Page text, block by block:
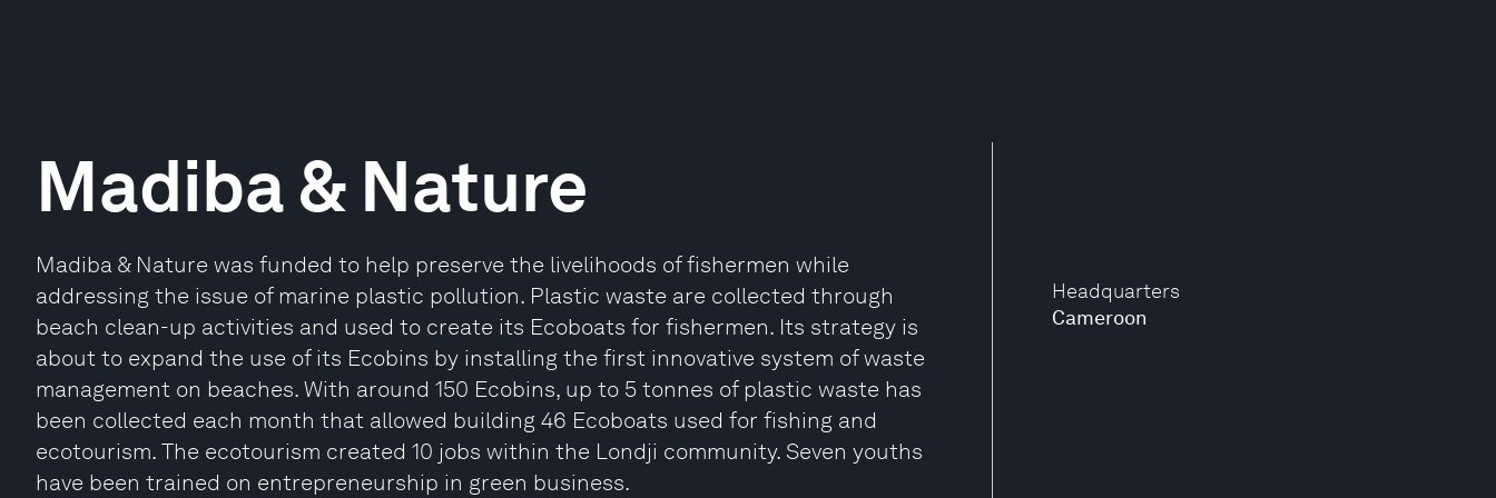
Headquarters
Cameroon
Madiba & Nature
Madiba & Nature was funded to help preserve the livelihoods of fishermen while
addressing the issue of marine plastic pollution. Plastic waste are collected through
beach clean-up activities and used to create its Ecoboats for fishermen. Its strategy is
about to expand the use of its Ecobins by installing the first innovative system of waste
management on beaches. With around 150 Ecobins, up to 5 tonnes of plastic waste has
been collected each month that allowed building 46 Ecoboats used for fishing and
ecotourism. The ecotourism created 10 jobs within the Londji community. Seven youths
have been trained on entrepreneurship in green business.